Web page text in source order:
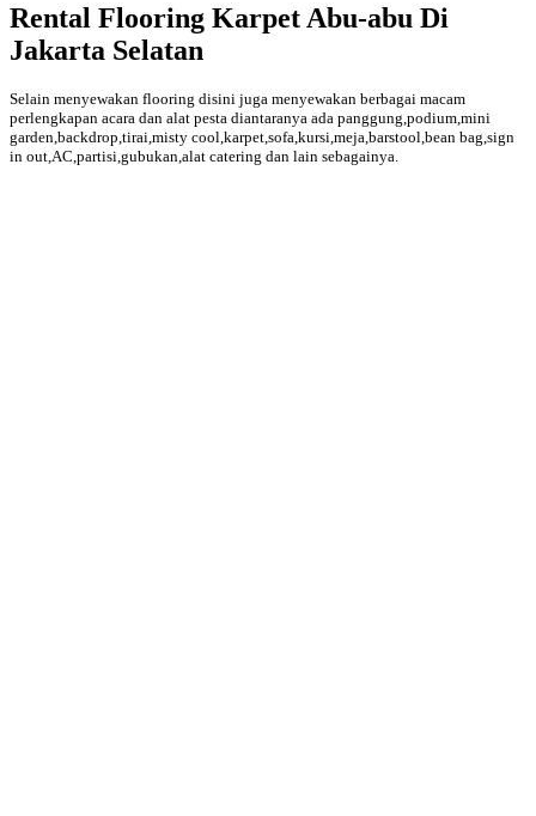
Rental Flooring Karpet Abu-abu Di
Jakarta Selatan
Selain menyewakan flooring disini juga menyewakan berbagai macam
perlengkapan acara dan alat pesta diantaranya ada panggung,podium,mini
garden,backdrop,tirai,misty cool,karpet,sofa,kursi,meja,barstool,bean bag,sign
in out,AC,partisi,gubukan,alat catering dan lain sebagainya.